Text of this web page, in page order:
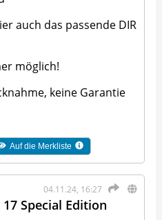
auch das passende DIR
möglich!
keine Garantie
Auf die Merkliste
04.11.24, 16:27
Special Edition